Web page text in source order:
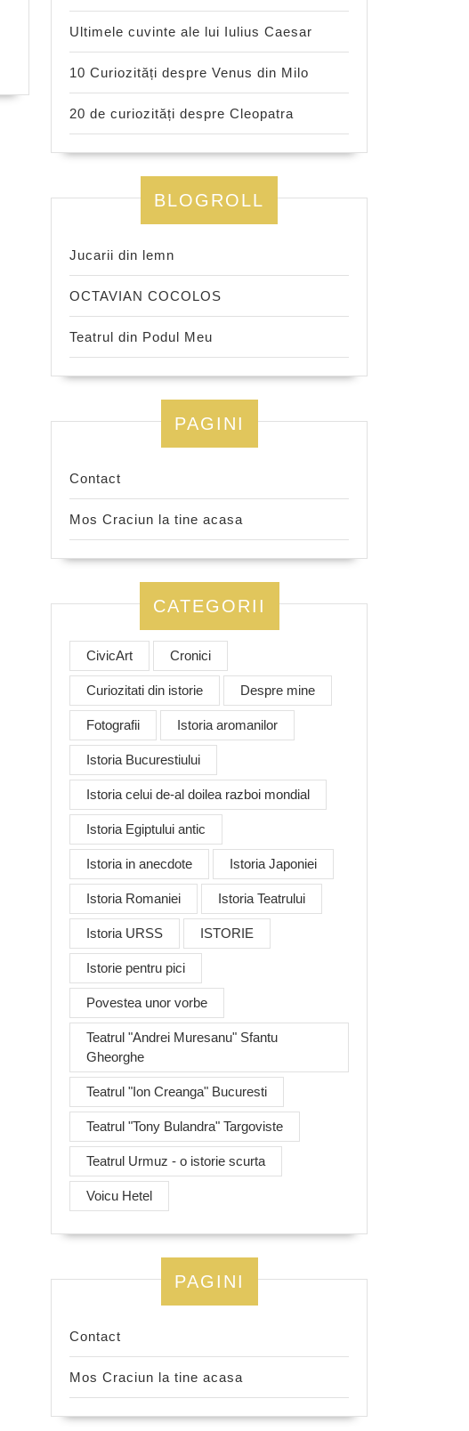
Ultimele cuvinte ale lui Iulius Caesar
10 Curiozități despre Venus din Milo
20 de curiozități despre Cleopatra
BLOGROLL
Jucarii din lemn
OCTAVIAN COCOLOS
Teatrul din Podul Meu
PAGINI
Contact
Mos Craciun la tine acasa
CATEGORII
CivicArt Cronici
Curiozitati din istorie Despre mine
Fotografii Istoria aromanilor
Istoria Bucurestiului
Istoria celui de-al doilea razboi mondial
Istoria Egiptului antic
Istoria in anecdote Istoria Japoniei
Istoria Romaniei Istoria Teatrului
Istoria URSS ISTORIE
Istorie pentru pici
Povestea unor vorbe
Teatrul "Andrei Muresanu" Sfantu
Gheorghe
Teatrul "Ion Creanga" Bucuresti
Teatrul "Tony Bulandra" Targoviste
Teatrul Urmuz - o istorie scurta
Voicu Hetel
PAGINI
Contact
Mos Craciun la tine acasa